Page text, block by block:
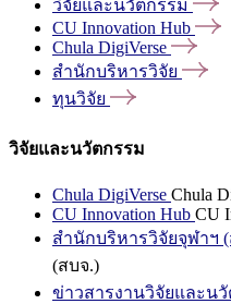
วิจัยและนวัตกรรม
CU Innovation Hub
Chula DigiVerse
สำนักบริหารวิจัย
ทุนวิจัย
วิจัยและนวัตกรรม
Chula DigiVerse Chula
CU Innovation Hub CU
สำนักบริหารวิจัยจุฬาฯ
(สบจ.)
ข่าวสารงานวิจัยและน